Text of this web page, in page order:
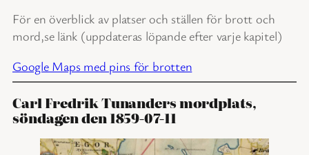
För en överblick av platser och ställen för brott och
mord,se länk (uppdateras löpande efter varje kapitel)
Google Maps med pins för brotten
Carl Fredrik Tunanders mordplats,
söndagen den 1859-07-11